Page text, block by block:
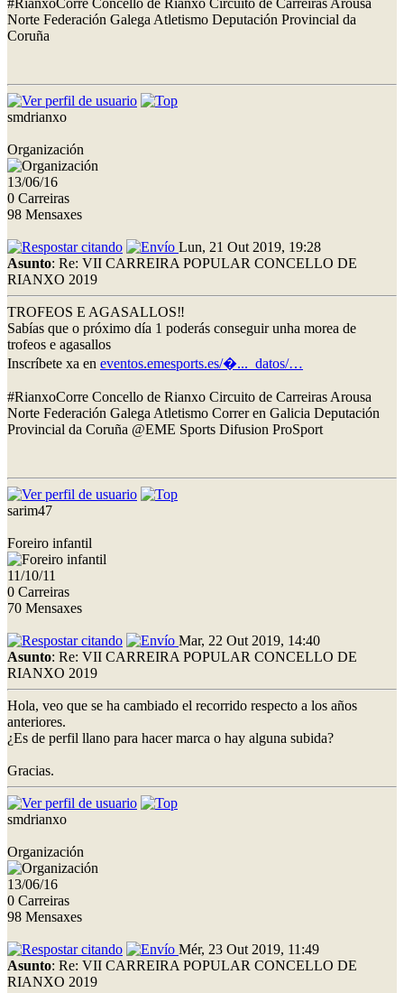
Norte Federación Galega Atletismo Deputación Provincial da
Coruña
smdrianxo
Organización
13/06/16
0 Carreiras
98 Mensaxes
Lun, 21 Out 2019, 19:28
Asunto: Re: VII CARREIRA POPULAR CONCELLO DE
RIANXO 2019
TROFEOS E AGASALLOS‼
Sabías que o próximo día 1 poderás conseguir unha morea de
trofeos e agasallos
Inscríbete xa en eventos.emesports.es/�..._datos/…
#RianxoCorre Concello de Rianxo Circuito de Carreiras Arousa
Norte Federación Galega Atletismo Correr en Galicia Deputación
Provincial da Coruña @EME Sports Difusion ProSport
sarim47
Foreiro infantil
11/10/11
0 Carreiras
70 Mensaxes
Mar, 22 Out 2019, 14:40
Asunto: Re: VII CARREIRA POPULAR CONCELLO DE
RIANXO 2019
Hola, veo que se ha cambiado el recorrido respecto a los años
anteriores.
¿Es de perfil llano para hacer marca o hay alguna subida?
Gracias.
smdrianxo
Organización
13/06/16
0 Carreiras
98 Mensaxes
Mér, 23 Out 2019, 11:49
Asunto: Re: VII CARREIRA POPULAR CONCELLO DE
RIANXO 2019